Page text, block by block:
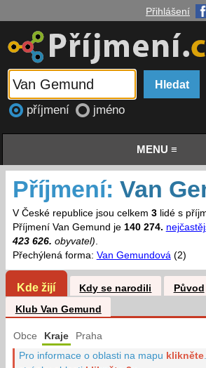
Přihlášení
příjmení jméno
MENU ≡
Příjmení: Van
V České republice jsou celkem 3lidé s
Příjmení Van Gemund je 140 274.
423 626. obyvatel).
Přechýlená forma: Van Gemundová(2)
Kde žijí Kdy se narodili Původ
Klub Van Gemund
Obce Kraje Praha
Pro informace o oblasti na mapu klikněte